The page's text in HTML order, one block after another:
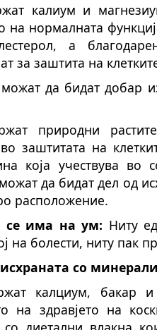
калиум и
на нормалната
а
за заштита на
да бидат добар
природни
во заштитата на
која учествува
да бидат дел од
расположение.
се има на ум: Ниту
на болести, ниту пак
исхраната со
калциум, бакар
на здравјето на